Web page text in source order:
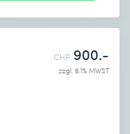
CHF 900.-
zzgl. 8.1% MWST